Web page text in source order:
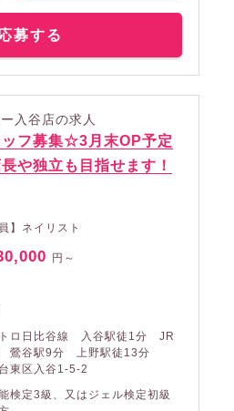
募する
入谷店の求人
フ募集☆3月末OP予定
や独立も目指せます！
】ネイリスト
円～
ロ日比谷線 入谷駅徒1分 JR
鶯谷駅9分 上野駅徒13分
東区入谷1-5-2
検定3級、又はジェル検定初級